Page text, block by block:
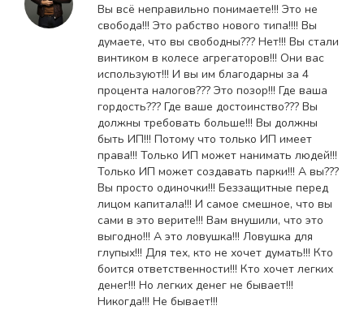
Вы всё неправильно понимаете!!! Это не
свобода!!! Это рабство нового типа!!!! Вы
думаете, что вы свободны??? Нет!!! Вы стали
винтиком в колесе агрегаторов!!! Они вас
используют!!! И вы им благодарны за 4
процента налогов??? Это позор!!! Где ваша
гордость??? Где ваше достоинство??? Вы
должны требовать больше!!! Вы должны
быть ИП!!! Потому что только ИП имеет
права!!! Только ИП может нанимать людей!!!
Только ИП может создавать парки!!! А вы???
Вы просто одиночки!!! Беззащитные перед
лицом капитала!!! И самое смешное, что вы
сами в это верите!!! Вам внушили, что это
выгодно!!! А это ловушка!!! Ловушка для
глупых!!! Для тех, кто не хочет думать!!! Кто
боится ответственности!!! Кто хочет легких
денег!!! Но легких денег не бывает!!!
Никогда!!! Не бывает!!!